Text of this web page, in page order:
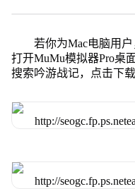
若你为Mac电脑用户
打开MuMu模拟器Pro桌
搜索吟游战记，点击下